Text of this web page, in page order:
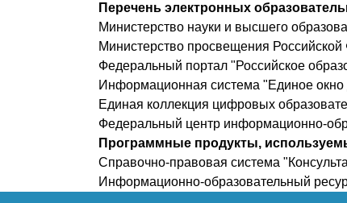
Перечень электронных
Министерство науки и высшего
Министерство просвещения
Федеральный портал "Российское
Информационная система "Единое окно
Единая коллекция цифровых
Федеральный центр информационно-
Программные продукты,
Справочно-правовая система
Информационно-образовательный